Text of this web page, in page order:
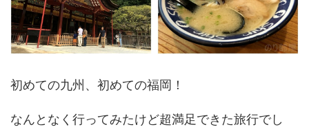
初めての九州、初めての福岡！
なんとなく行ってみたけど超満足できた旅行でし